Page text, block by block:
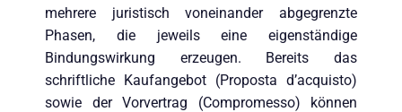
mehrere juristisch voneinander abgegrenzte
Phasen, die jeweils eine eigenständige
Bindungswirkung erzeugen. Bereits das
schriftliche Kaufangebot (Proposta d’acquisto)
sowie der Vorvertrag (Compromesso) können